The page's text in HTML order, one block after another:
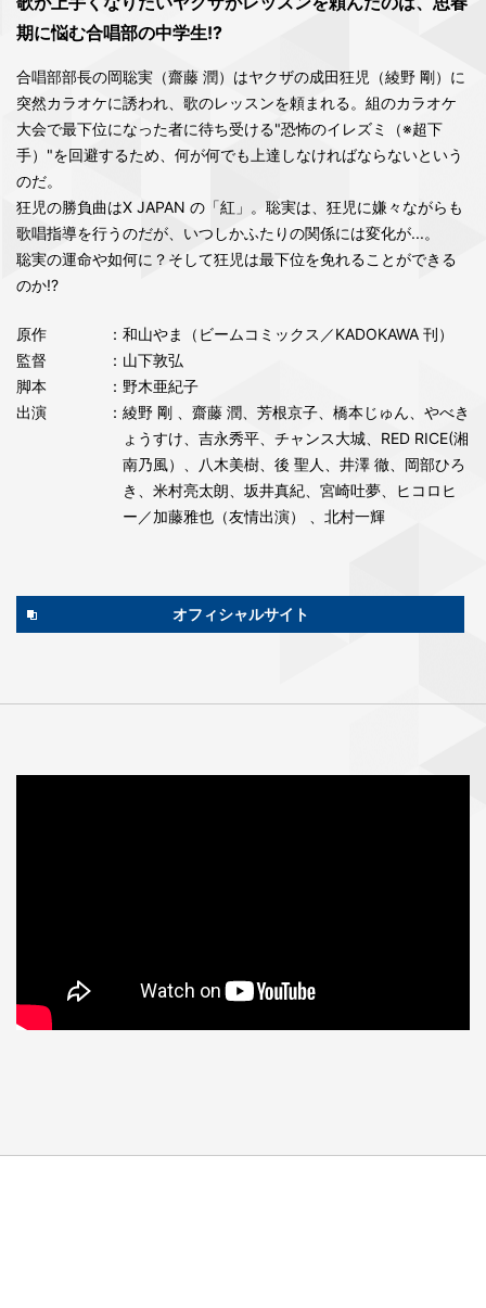
期に悩む合唱部の中学生!?
合唱部部長の岡聡実（齋藤 潤）はヤクザの成田狂児（綾野 剛）に
突然カラオケに誘われ、歌のレッスンを頼まれる。組のカラオケ
大会で最下位になった者に待ち受ける"恐怖のイレズミ（※超下
手）"を回避するため、何が何でも上達しなければならないという
のだ。
狂児の勝負曲はX JAPAN の「紅」。聡実は、狂児に嫌々ながらも
歌唱指導を行うのだが、いつしかふたりの関係には変化が...。
聡実の運命や如何に？そして狂児は最下位を免れることができる
のか!?
原作
：和山やま（ビームコミックス／KADOKAWA 刊）
監督
：山下敦弘
脚本
：野木亜紀子
出演
：綾野 剛 、齋藤 潤、芳根京子、橋本じゅん、やべき
ょうすけ、吉永秀平、チャンス大城、RED RICE(湘
南乃風）、八木美樹、後 聖人、井澤 徹、岡部ひろ
き、米村亮太朗、坂井真紀、宮崎吐夢、ヒコロヒ
ー／加藤雅也（友情出演） 、北村一輝
オフィシャルサイト